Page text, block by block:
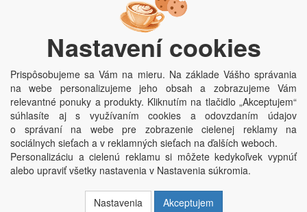
Copyright © Penepex s.r.o. 2025, powered byABRA E-shop
Penepex s.r.o., Za Špicí 1798, 686 03 Staré Město; IČO: 03220923; DIČ:
CZ03220923; zápis do obchodního rejstříku dne 22. 7. 2014, krajský soud v
Brně oddíl C, vložka 84002
Nastavení cookies
Prispôsobujeme sa Vám na mieru. Na základe Vášho správania
na webe personalizujeme jeho obsah a zobrazujeme Vám
relevantné ponuky a produkty. Kliknutím na tlačidlo „Akceptujem“
súhlasíte aj s využívaním cookies a odovzdaním údajov
o správaní na webe pre zobrazenie cielenej reklamy na
sociálnych sieťach a v reklamných sieťach na ďalších weboch.
Personalizáciu a cielenú reklamu si môžete kedykoľvek vypnúť
alebo upraviť všetky nastavenia v Nastavenia súkromia.
Nastavenia Akceptujem